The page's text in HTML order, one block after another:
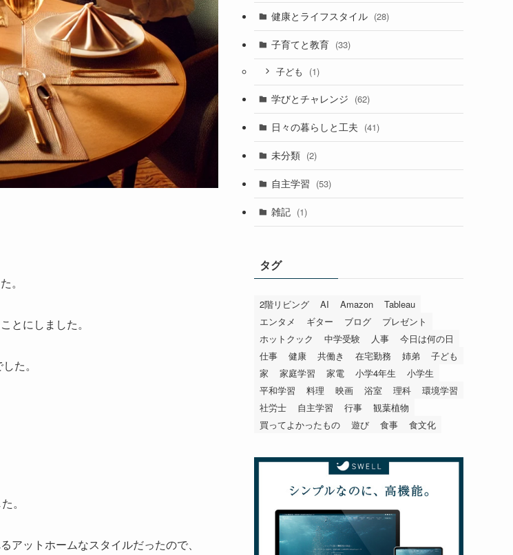
。
とにしました。
た。
。
ットホームなスタイルだったので、
健康とライフスタイル (28)
子育てと教育 (33)
子ども (1)
学びとチャレンジ (62)
日々の暮らしと工夫 (41)
未分類 (2)
自主学習 (53)
雑記 (1)
タグ
2階リビング AI Amazon
Tableau
エンタメ
ギター ブログ
プレゼント
ホットクック
中学受験 人事
今日は何の日
仕事
健康 共働き 在宅勤務 姉弟
子ども
家
家庭学習 家電 小学4年生
小学生
平和学習
料理 映画 浴室 理科
環境学習
社労士
自主学習 行事
観葉植物
買ってよかったもの
遊び 食事 食文化